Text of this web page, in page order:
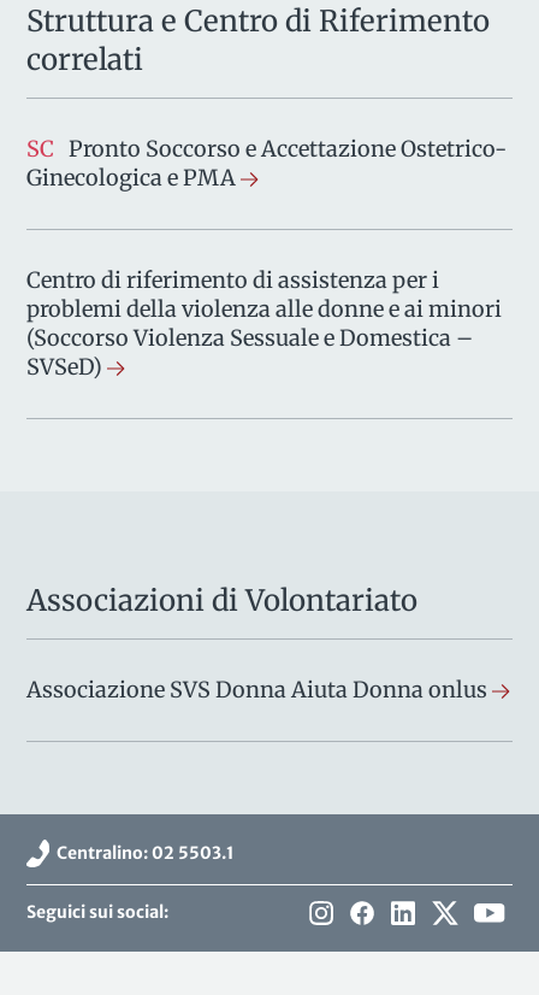
Struttura e Centro di Riferimento
correlati
SC Pronto Soccorso e Accettazione Ostetrico-
Ginecologica e PMA
Centro di riferimento di assistenza per i
problemi della violenza alle donne e ai minori
(Soccorso Violenza Sessuale e Domestica –
SVSeD)
Associazioni di Volontariato
Associazione SVS Donna Aiuta Donna onlus
Centralino: 02 5503.1
Seguici sui social: